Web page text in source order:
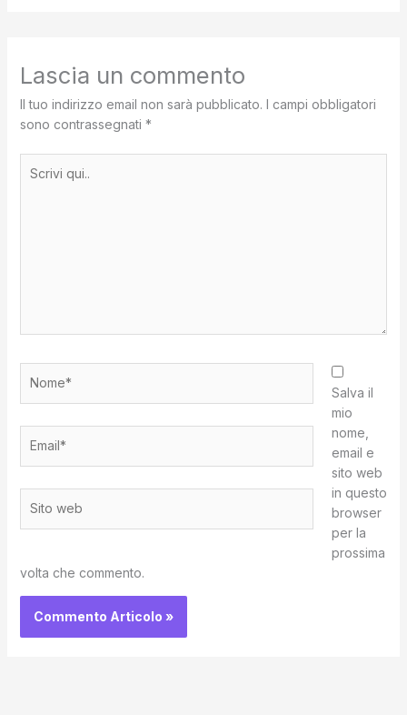
Lascia un commento
Il tuo indirizzo email non sarà pubblicato. I campi obbligatori
sono contrassegnati *
qui..
web
Salva il
mio
nome,
email e
sito web
in questo
browser
per la
prossima
volta che commento.